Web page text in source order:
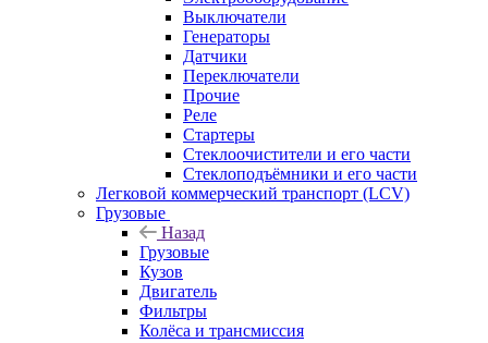
Выключатели
Генераторы
Датчики
Переключатели
Прочие
Реле
Стартеры
Стеклоочистители и его части
Стеклоподъёмники и его части
Легковой коммерческий транспорт (LCV)
Грузовые
Назад
Грузовые
Кузов
Двигатель
Фильтры
Колёса и трансмиссия